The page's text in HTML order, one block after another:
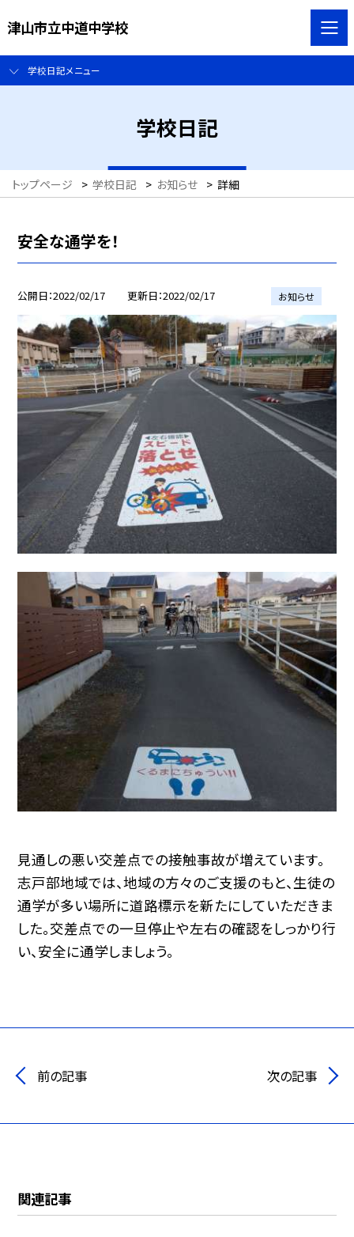
津山市立中道中学校
学校日記メニュー
学校日記
トップページ > 学校日記 > お知らせ > 詳細
安全な通学を！
公開日 2022/02/17 更新日 2022/02/17 お知らせ
見通しの悪い交差点での接触事故が増えています。
志戸部地域では、地域の方々のご支援のもと、生徒の
通学が多い場所に道路標示を新たにしていただきま
した。交差点での一旦停止や左右の確認をしっかり行
い、安全に通学しましょう。
前の記事 次の記事
関連記事